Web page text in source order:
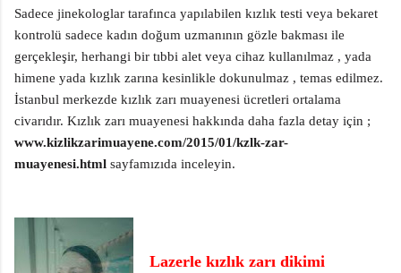
Sadece jinekologlar tarafınca yapılabilen kızlık testi veya bekaret
kontrolü sadece kadın doğum uzmanının gözle bakması ile
gerçekleşir, herhangi bir tıbbi alet veya cihaz kullanılmaz , yada
himene yada kızlık zarına kesinlikle dokunulmaz , temas edilmez.
İstanbul merkezde kızlık zarı muayenesi ücretleri ortalama
civarıdır. Kızlık zarı muayenesi hakkında daha fazla detay için ;
www.kizlikzarimuayene.com/2015/01/kzlk-zar-
muayenesi.html sayfamızıda inceleyin.
Lazerle kızlık zarı dikimi